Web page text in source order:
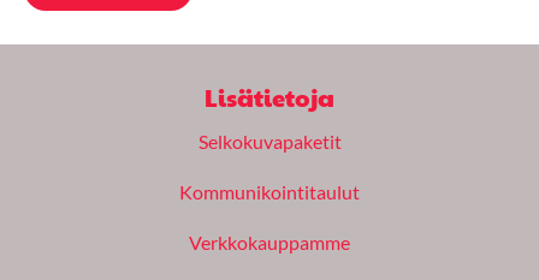
Lisätietoja
Selkokuvapaketit
Kommunikointitaulut
Verkkokauppamme